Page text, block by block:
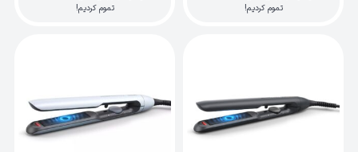
تموم کردیم! تموم کردیم!